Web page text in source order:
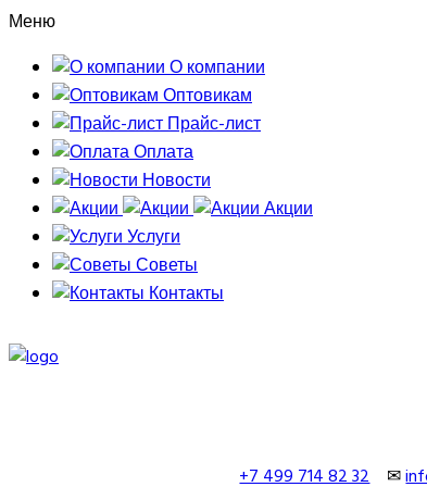
Меню
О компании
Оптовикам
Прайс-лист
Оплата
Новости
Акции
Услуги
Советы
Контакты
+7 499 714 82 32✉